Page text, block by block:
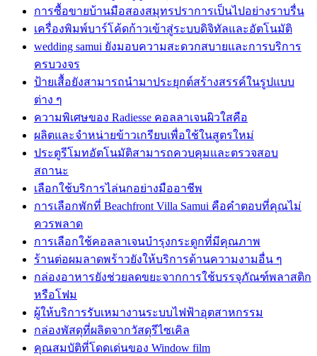
การซื้อขายบ้านมือสองสมุทรปราการเป็นไปอย่างราบรื่น
เครื่องพิมพ์บาร์โค้ดก้าวเข้าสู่ระบบดิจิทัลและอัตโนมัติ
wedding samui ยังมอบความสะดวกสบายและการบริการ
ครบวงจร
ป้ายเสื้อยังสามารถนำมาประยุกต์สร้างสรรค์ในรูปแบบ
ต่าง ๆ
ความพิเศษของ Radiesse คอลลาเจนผิวใสคือ
ผลิตและจำหน่ายข้าวเกรียบเพื่อใช้ในสูตรใหม่
ประตูรีโมทอัตโนมัติสามารถควบคุมและตรวจสอบ
สถานะ
เลือกใช้บริการไล่นกอย่างมืออาชีพ
การเลือกพักที่ Beachfront Villa Samui คือคำตอบที่คุณไม่
ควรพลาด
การเลือกใช้คอลลาเจนบำรุงกระดูกที่มีคุณภาพ
ร้านต่อผมลาดพร้าวยังให้บริการด้านความงามอื่น ๆ
กล่องอาหารยังช่วยลดขยะจากการใช้บรรจุภัณฑ์พลาสติก
หรือโฟม
ผู้ให้บริการรับเหมางานระบบไฟฟ้าอุตสาหกรรม
กล่องพัสดุที่ผลิตจากวัสดุรีไซเคิล
คุณสมบัติที่โดดเด่นของ Window film